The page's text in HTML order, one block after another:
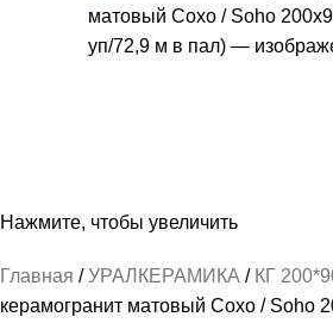
Нажмите, чтобы увеличить
Главная УРАЛКЕРАМИКА КГ
керамогранит матовый Сохо / Soho